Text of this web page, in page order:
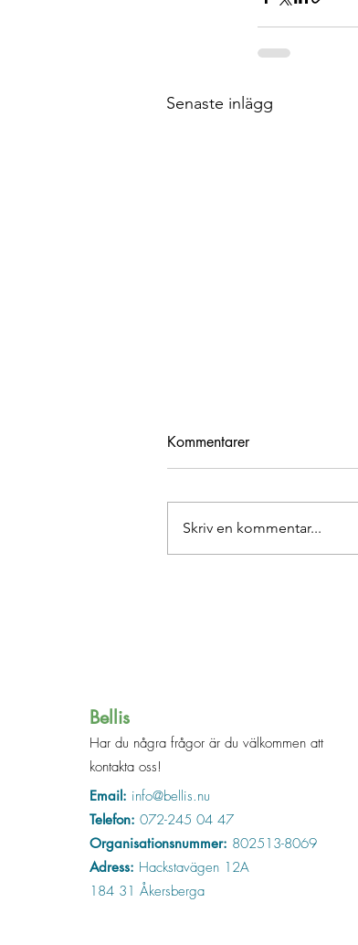
Senaste inlägg
God fortsättning!
Kommentarer
Skriv en kommentar...
Bellis
Har du några frågor är du välkommen att
kontakta oss!
Email: info@bellis.nu
Telefon: 072-245 04 47
Organisationsnummer: 802513-8069
Adress: Hackstavägen 12A
184 31 Åkersberga